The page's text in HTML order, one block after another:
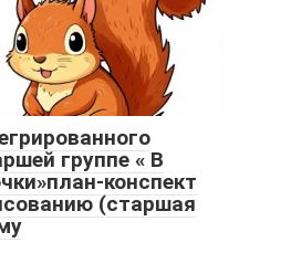
группе « В
конспект
(старшая